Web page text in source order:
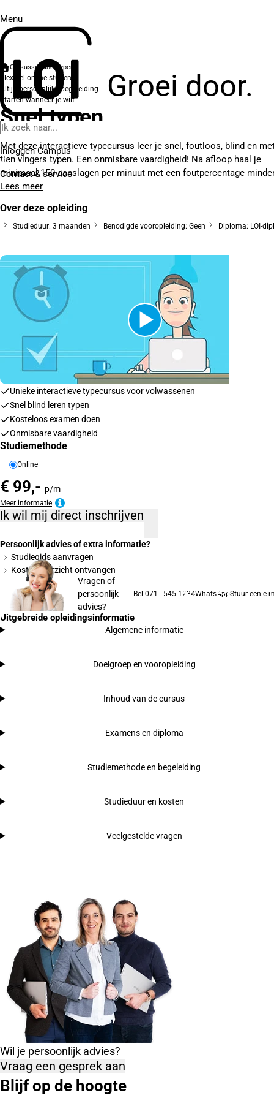
Menu
Groei door.
Inloggen Campus
Contact& service
Cursussen Snel typen
Flexibel online studeren
Altijd persoonlijke begeleiding
Starten wanneer je wilt
Snel typen
Met deze interactieve typecursus leer je snel, foutloos, blind en
tien vingers typen. Een onmisbare vaardigheid! Na afloop haal je
minimaal 150 aanslagen per minuut met een foutpercentage
Lees meer
Over deze opleiding
Studieduur: 3 maanden Benodigde vooropleiding: Geen Diploma: LOI-
Unieke interactieve typecursus voor volwassenen
Snel blind leren typen
Kosteloos examen doen
Onmisbare vaardigheid
Studiemethode
Online
€ 99,- p/m
Meer informatie
Ik wil mij direct inschrijven
Persoonlijk advies of extra informatie?
Studiegids aanvragen
Kostenoverzicht ontvangen
Vragen of
persoonlijk
advies?
Bel 071 - 545 1234WhatsAppStuur een e-
Uitgebreide opleidingsinformatie
Algemene informatie
Doelgroep en vooropleiding
Inhoud van de cursus
Examens en diploma
Studiemethode en begeleiding
Studieduur en kosten
Veelgestelde vragen
Wil je persoonlijk advies?
Vraag een gesprek aan
Blijf op de hoogte